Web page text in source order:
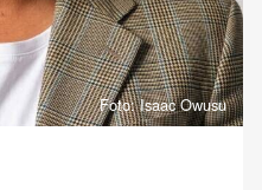
Foto: Isaac Owusu